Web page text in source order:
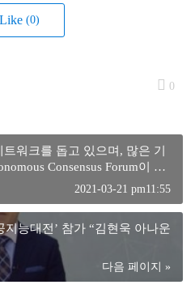
Like (0)
0
워크를 돕고 있으며, 많은 기
Consensus Forum이 하
2021-03-21 pm11:55
지능대전’ 참가 “김현욱 아나운
다음 페이지 »